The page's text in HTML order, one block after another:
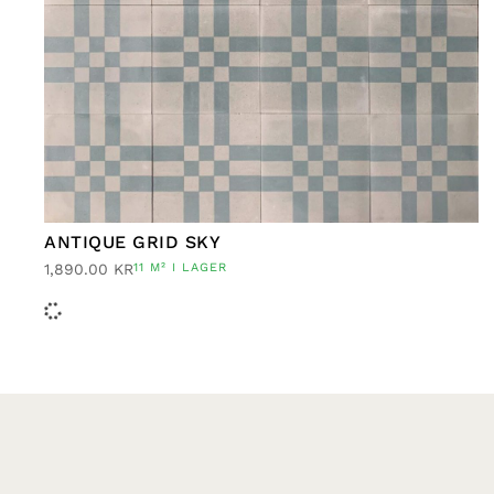
ANTIQUE GRID SKY
1,890.00 KR11 M² I LAGER